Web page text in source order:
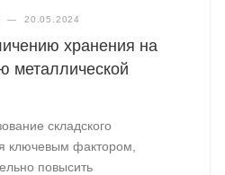
— 20.05.2024
хранения на
металлической
складского
ключевым фактором,
повысить